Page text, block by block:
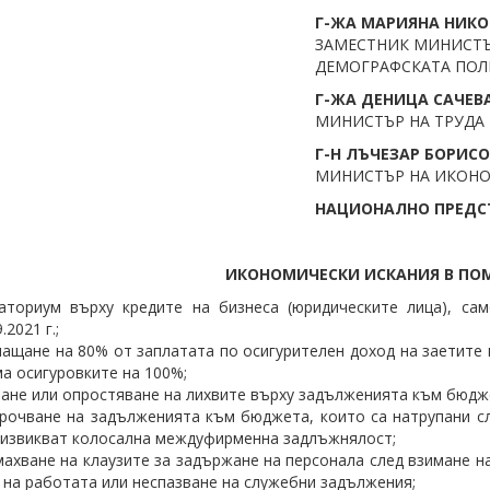
Г-ЖА МАРИЯНА
ЗАМЕСТНИК
ДЕМОГРАФСКАТА
Г-ЖА ДЕНИЦА
МИНИСТЪР НА
Г-Н ЛЪЧЕЗАР
МИНИСТЪР НА
НАЦИОНАЛНО
ИКОНОМИЧЕСКИ ИСКАНИЯ В
върху кредите на бизнеса (юридическите лица),
г.;
на 80% от заплатата по осигурителен доход на
осигуровките на 100%;
или опростяване на лихвите върху задълженията към
на задълженията към бюджета, които са натрупани
колосална междуфирменна задлъжнялост;
на клаузите за задържане на персонала след
на работата или неспазване на служебни задължения;